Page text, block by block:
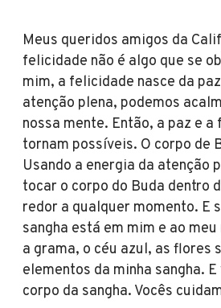
Meus queridos amigos da
felicidade não é algo que se
mim, a felicidade nasce da
atenção plena, podemos
nossa mente. Então, a paz e
tornam possíveis. O corpo de
Usando a energia da atenção
tocar o corpo do Buda dentro
redor a qualquer momento. E
sangha está em mim e ao
a grama, o céu azul, as flores
elementos da minha sangha. E
corpo da sangha. Vocês